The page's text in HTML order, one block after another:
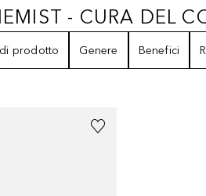
- CURA DEL
- CURA DEL
prodotto Genere Benefici